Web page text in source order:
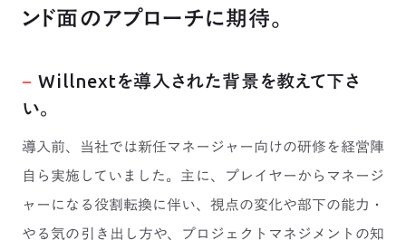
ンド面のアプローチに期待。
− Willnextを導入された背景を教えて下さ
い。
導入前、当社では新任マネージャー向けの研修を経営陣
自ら実施していました。主に、プレイヤーからマネージ
ャーになる役割転換に伴い、視点の変化や部下の能力・
やる気の引き出し方や、プロジェクトマネジメントの知